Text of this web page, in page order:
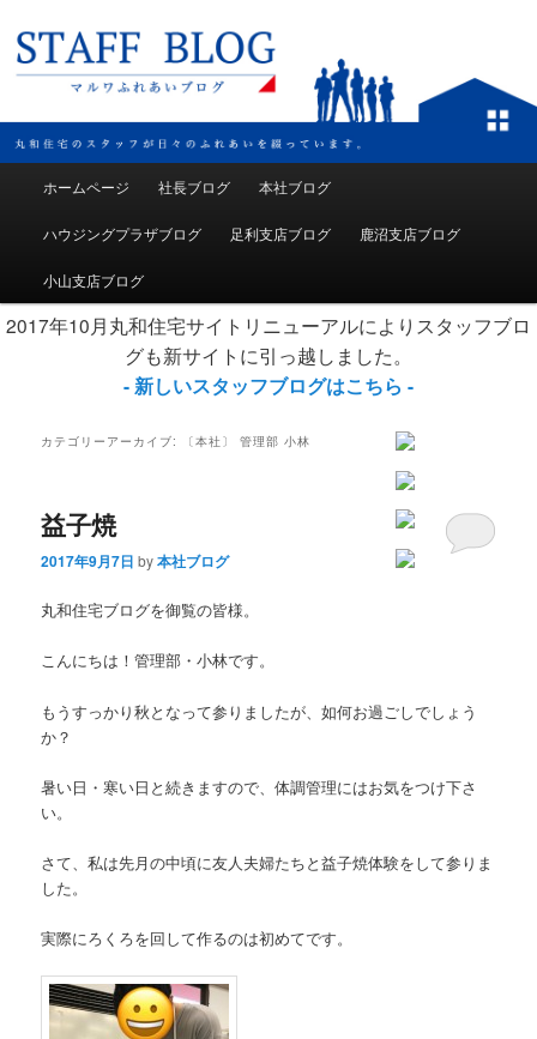
メインコンテンツへ移動
サブコンテンツへ移動
ホームページ 社長ブログ 本社ブログ
ハウジングプラザブログ 足利支店ブログ 鹿沼支店ブログ
小山支店ブログ
2017年10月丸和住宅サイトリニューアルによりスタッフブロ
グも新サイトに引っ越しました。
- 新しいスタッフブログはこちら -
カテゴリーアーカイブ: 〔本社〕 管理部 小林
益子焼
2017年9月7日 by本社ブログ
丸和住宅ブログを御覧の皆様。
こんにちは！管理部・小林です。
もうすっかり秋となって参りましたが、如何お過ごしでしょう
か？
暑い日・寒い日と続きますので、体調管理にはお気をつけ下さ
い。
さて、私は先月の中頃に友人夫婦たちと益子焼体験をして参りま
した。
実際にろくろを回して作るのは初めてです。